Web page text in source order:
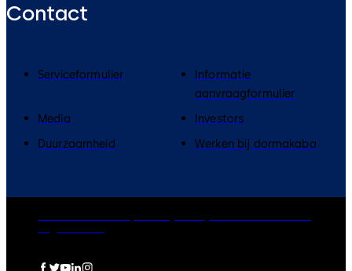
Contact
Serviceformulier
Informatie
aanvraagformulier
Media
Investors
Duurzaamheid
Werken bij dormakaba